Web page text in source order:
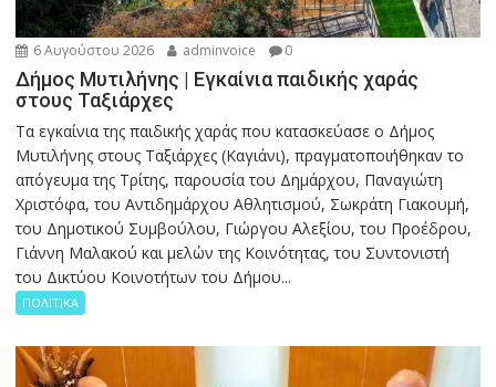
6 Αυγούστου 2026 adminvoice 0
Δήμος Μυτιλήνης | Εγκαίνια παιδικής χαράς
στους Ταξιάρχες
Tα εγκαίνια της παιδικής χαράς που κατασκεύασε ο Δήμος
Μυτιλήνης στους Ταξιάρχες (Καγιάνι), πραγματοποιήθηκαν το
απόγευμα της Τρίτης, παρουσία του Δημάρχου, Παναγιώτη
Χριστόφα, του Αντιδημάρχου Αθλητισμού, Σωκράτη Γιακουμή,
του Δημοτικού Συμβούλου, Γιώργου Αλεξίου, του Προέδρου,
Γιάννη Μαλακού και μελών της Κοινότητας, του Συντονιστή
του Δικτύου Κοινοτήτων του Δήμου...
ΠΟΛΙΤΙΚΑ